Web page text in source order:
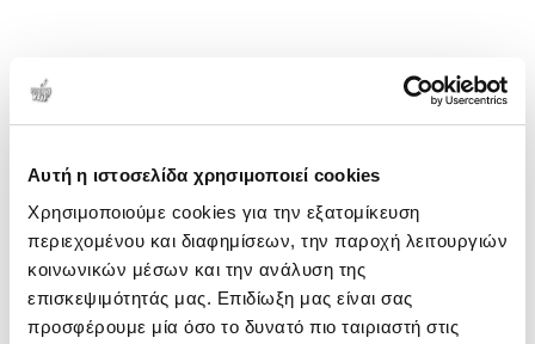
Αυτή η ιστοσελίδα χρησιμοποιεί cookies
Χρησιμοποιούμε cookies για την εξατομίκευση
περιεχομένου και διαφημίσεων, την παροχή λειτουργιών
κοινωνικών μέσων και την ανάλυση της
επισκεψιμότητάς μας. Επιδίωξη μας είναι σας
προσφέρουμε μία όσο το δυνατό πιο ταιριαστή στις